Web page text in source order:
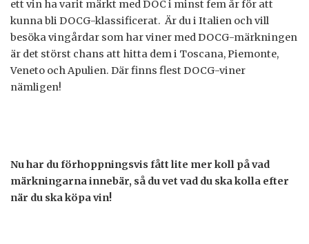
ett vin ha varit märkt med DOC i minst fem år för att
kunna bli DOCG-klassificerat. Är du i Italien och vill
besöka vingårdar som har viner med DOCG-märkningen
är det störst chans att hitta dem i Toscana, Piemonte,
Veneto och Apulien. Där finns flest DOCG-viner
nämligen!
Nu har du förhoppningsvis fått lite mer koll på vad
märkningarna innebär, så du vet vad du ska kolla efter
när du ska köpa vin!